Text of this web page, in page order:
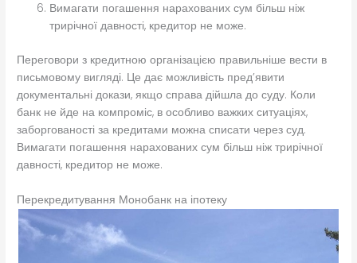
Вимагати погашення нарахованих сум більш ніж
трирічної давності, кредитор не може.
Переговори з кредитною організацією правильніше вести в
письмовому вигляді. Це дає можливість пред’явити
документальні докази, якщо справа дійшла до суду. Коли
банк не йде на компроміс, в особливо важких ситуаціях,
заборгованості за кредитами можна списати через суд.
Вимагати погашення нарахованих сум більш ніж трирічної
давності, кредитор не може.
Перекредитування Монобанк на іпотеку